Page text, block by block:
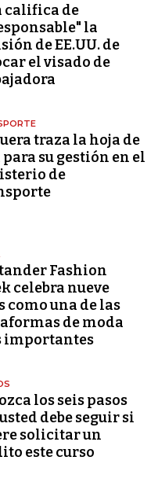
califica de
la
de EE.UU. de
el visado de
traza la hoja de
su gestión en el
de
Fashion
celebra nueve
como una de las
de moda
importantes
los seis pasos
debe seguir si
solicitar un
este curso